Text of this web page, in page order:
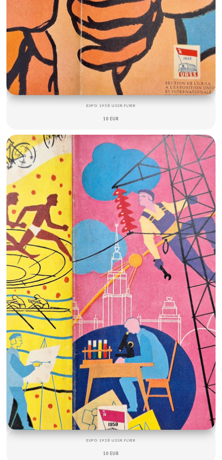
EXPO 1958 USSR FLYER
10 EUR
EXPO 1958 USSR FLYER
10 EUR